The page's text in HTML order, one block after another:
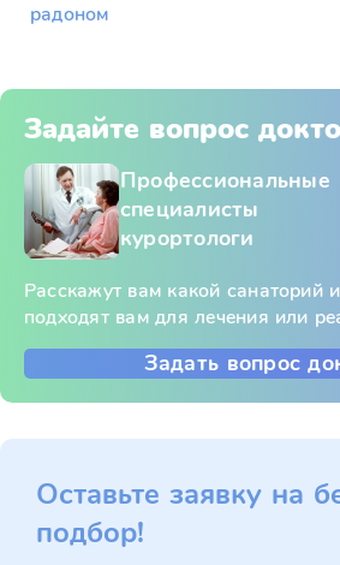
радоном
Задайте вопрос
Профессиональные
специалисты
курортологи
Расскажут вам какой санаторий
подходят вам для лечения или
Задать вопрос
Оставьте заявку на
подбор!